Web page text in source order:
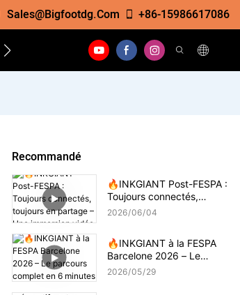
Sales@bigfootdg.com +86-15986617086
FAQS CONTACTER
Recommandé
🔥INKGIANT Post-FESPA :
Toujours connectés,
toujours en partage – Une
2026 06 04
🔥INKGIANT à la FESPA
Barcelone 2026 – Le
parcours complet en 6
2026 05 29